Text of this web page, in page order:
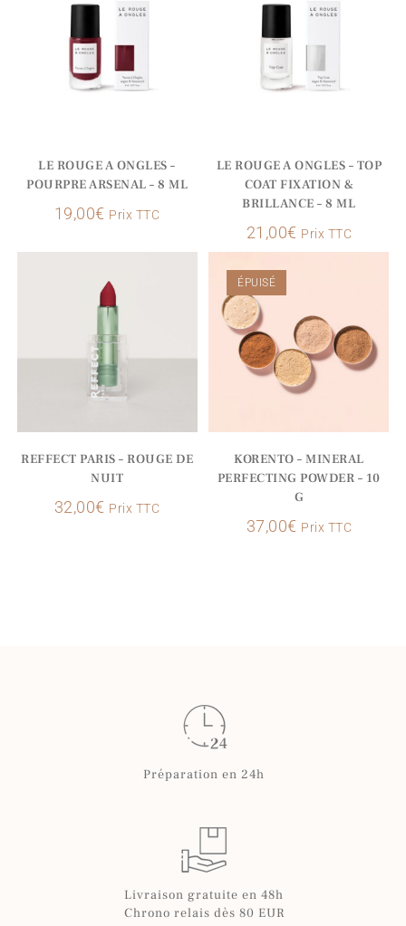
LE ROUGE A ONGLES –
POURPRE ARSENAL – 8 ML
19,00€ Prix TTC
LE ROUGE A ONGLES – TOP
COAT FIXATION &
BRILLANCE – 8 ML
21,00€ Prix TTC
REFFECT PARIS – ROUGE DE
NUIT
32,00€ Prix TTC
ÉPUISÉ
KORENTO – MINERAL
PERFECTING POWDER – 10
G
37,00€ Prix TTC
Préparation en 24h
Livraison gratuite en 48h
Chrono relais dès 80 EUR